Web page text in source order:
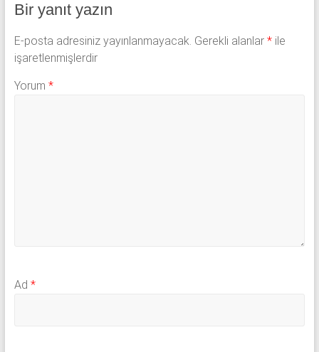
Bir yanıt yazın
E-posta adresiniz yayınlanmayacak. Gerekli alanlar *ile
işaretlenmişlerdir
Yorum *
Ad *